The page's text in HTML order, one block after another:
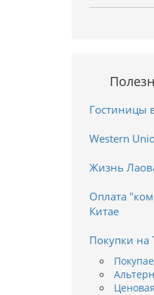
Гостиницы
Western
Жизнь
Оплата
Китае
Покупки на